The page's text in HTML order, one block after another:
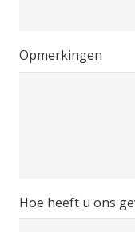
Opmerkingen
Hoe heeft u ons